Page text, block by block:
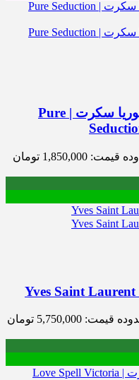
بادی اسپلش پیور سداکشن ویکتوریا سکرت | Pure
محدوده قیمت: 1,850,000 تومان
محدوده قیمت: 5,750,000 تومان